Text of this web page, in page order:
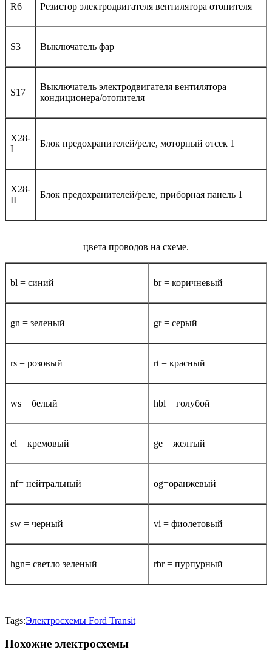
R6 Резистор электродвигателя вентилятора отопителя
S3 Выключатель фар
S17
Выключатель электродвигателя вентилятора
кондиционера/отопителя
X28-
I
Блок предохранителей/реле, моторный отсек 1
X28-
II
Блок предохранителей/реле, приборная панель 1
цвета проводов на схеме.
bl = синий br = коричневый
gn = зеленый gr = серый
rs = розовый rt = красный
ws = белый hbl = голубой
el = кремовый ge = желтый
nf= нейтральный og=оранжевый
sw = черный vi = фиолетовый
hgn= светло зеленый rbr = пурпурный
Tags:Электросхемы Ford Transit
Похожие электросхемы